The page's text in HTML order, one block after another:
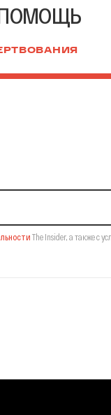
The Insider, а также с